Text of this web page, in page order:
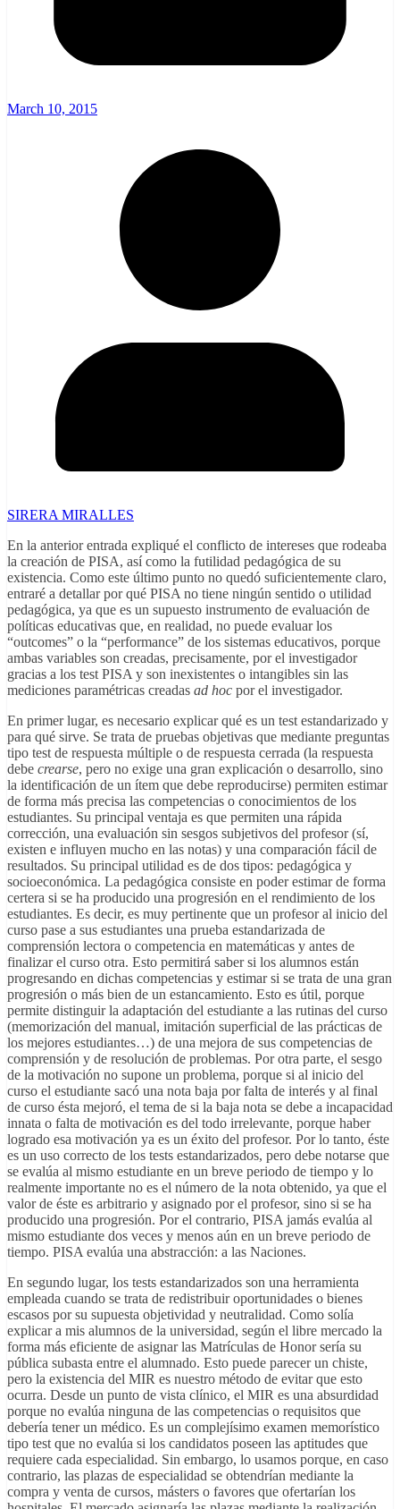
March 10, 2015
SIRERA MIRALLES
En la anterior entrada expliqué el conflicto de intereses que rodeaba
la creación de PISA, así como la futilidad pedagógica de su
existencia. Como este último punto no quedó suficientemente claro,
entraré a detallar por qué PISA no tiene ningún sentido o utilidad
pedagógica, ya que es un supuesto instrumento de evaluación de
políticas educativas que, en realidad, no puede evaluar los
“outcomes” o la “performance” de los sistemas educativos, porque
ambas variables son creadas, precisamente, por el investigador
gracias a los test PISA y son inexistentes o intangibles sin las
mediciones paramétricas creadas ad hoc por el investigador.
En primer lugar, es necesario explicar qué es un test estandarizado y
para qué sirve. Se trata de pruebas objetivas que mediante preguntas
tipo test de respuesta múltiple o de respuesta cerrada (la respuesta
debe crearse, pero no exige una gran explicación o desarrollo, sino
la identificación de un ítem que debe reproducirse) permiten estimar
de forma más precisa las competencias o conocimientos de los
estudiantes. Su principal ventaja es que permiten una rápida
corrección, una evaluación sin sesgos subjetivos del profesor (sí,
existen e influyen mucho en las notas) y una comparación fácil de
resultados. Su principal utilidad es de dos tipos: pedagógica y
socioeconómica. La pedagógica consiste en poder estimar de forma
certera si se ha producido una progresión en el rendimiento de los
estudiantes. Es decir, es muy pertinente que un profesor al inicio del
curso pase a sus estudiantes una prueba estandarizada de
comprensión lectora o competencia en matemáticas y antes de
finalizar el curso otra. Esto permitirá saber si los alumnos están
progresando en dichas competencias y estimar si se trata de una gran
progresión o más bien de un estancamiento. Esto es útil, porque
permite distinguir la adaptación del estudiante a las rutinas del curso
(memorización del manual, imitación superficial de las prácticas de
los mejores estudiantes…) de una mejora de sus competencias de
comprensión y de resolución de problemas. Por otra parte, el sesgo
de la motivación no supone un problema, porque si al inicio del
curso el estudiante sacó una nota baja por falta de interés y al final
de curso ésta mejoró, el tema de si la baja nota se debe a incapacidad
innata o falta de motivación es del todo irrelevante, porque haber
logrado esa motivación ya es un éxito del profesor. Por lo tanto, éste
es un uso correcto de los tests estandarizados, pero debe notarse que
se evalúa al mismo estudiante en un breve periodo de tiempo y lo
realmente importante no es el número de la nota obtenido, ya que el
valor de éste es arbitrario y asignado por el profesor, sino si se ha
producido una progresión. Por el contrario, PISA jamás evalúa al
mismo estudiante dos veces y menos aún en un breve periodo de
tiempo. PISA evalúa una abstracción: a las Naciones.
En segundo lugar, los tests estandarizados son una herramienta
empleada cuando se trata de redistribuir oportunidades o bienes
escasos por su supuesta objetividad y neutralidad. Como solía
explicar a mis alumnos de la universidad, según el libre mercado la
forma más eficiente de asignar las Matrículas de Honor sería su
pública subasta entre el alumnado. Esto puede parecer un chiste,
pero la existencia del MIR es nuestro método de evitar que esto
ocurra. Desde un punto de vista clínico, el MIR es una absurdidad
porque no evalúa ninguna de las competencias o requisitos que
debería tener un médico. Es un complejísimo examen memorístico
tipo test que no evalúa si los candidatos poseen las aptitudes que
requiere cada especialidad. Sin embargo, lo usamos porque, en caso
contrario, las plazas de especialidad se obtendrían mediante la
compra y venta de cursos, másters o favores que ofertarían los